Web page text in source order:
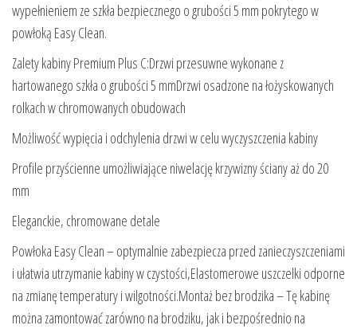
wypełnieniem ze szkła bezpiecznego o grubości 5 mm pokrytego w
powłoką Easy Clean.
Zalety kabiny Premium Plus C:Drzwi przesuwne wykonane z
hartowanego szkła o grubości 5 mmDrzwi osadzone na łożyskowanych
rolkach w chromowanych obudowach
Możliwość wypięcia i odchylenia drzwi w celu wyczyszczenia kabiny
Profile przyścienne umożliwiające niwelację krzywizny ściany aż do 20
mm
Eleganckie, chromowane detale
Powłoka Easy Clean – optymalnie zabezpiecza przed zanieczyszczeniami
i ułatwia utrzymanie kabiny w czystości,Elastomerowe uszczelki odporne
na zmianę temperatury i wilgotności.Montaż bez brodzika – Tę kabinę
można zamontować zarówno na brodziku, jak i bezpośrednio na